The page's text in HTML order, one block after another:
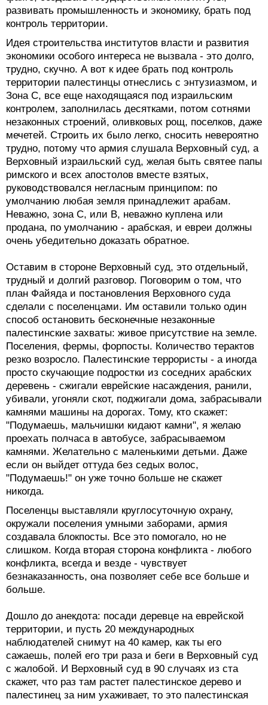
развивать промышленность и экономику, брать под
контроль территории.
Идея строительства институтов власти и развития
экономики особого интереса не вызвала - это долго,
трудно, скучно. А вот к идее брать под контроль
территории палестинцы отнеслись с энтузиазмом, и
Зона С, все еще находящаяся под израильским
контролем, заполнилась десятками, потом сотнями
незаконных строений, оливковых рощ, поселков, даже
мечетей. Строить их было легко, сносить невероятно
трудно, потому что армия слушала Верховный суд, а
Верховный израильский суд, желая быть святее папы
римского и всех апостолов вместе взятых,
руководствовался негласным принципом: по
умолчанию любая земля принадлежит арабам.
Неважно, зона С, или В, неважно куплена или
продана, по умолчанию - арабская, и евреи должны
очень убедительно доказать обратное.
Оставим в стороне Верховный суд, это отдельный,
трудный и долгий разговор. Поговорим о том, что
план Файяда и постановления Верховного суда
сделали с поселенцами. Им оставили только один
способ остановить бесконечные незаконные
палестинские захваты: живое присутствие на земле.
Поселения, фермы, форпосты. Количество терактов
резко возросло. Палестинские террористы - а иногда
просто скучающие подростки из соседних арабских
деревень - сжигали еврейские насаждения, ранили,
убивали, угоняли скот, поджигали дома, забрасывали
камнями машины на дорогах. Тому, кто скажет:
"Подумаешь, мальчишки кидают камни", я желаю
проехать полчаса в автобусе, забрасываемом
камнями. Желательно с маленькими детьми. Даже
если он выйдет оттуда без седых волос,
"Подумаешь!" он уже точно больше не скажет
никогда.
Поселенцы выставляли круглосуточную охрану,
окружали поселения умными заборами, армия
создавала блокпосты. Все это помогало, но не
слишком. Когда вторая сторона конфликта - любого
конфликта, всегда и везде - чувствует
безнаказанность, она позволяет себе все больше и
больше.
Дошло до анекдота: посади деревце на еврейской
территории, и пусть 20 международных
наблюдателей снимут на 40 камер, как ты его
сажаешь, полей его три раза и беги в Верховный суд
с жалобой. И Верховный суд в 90 случаях из ста
скажет, что раз там растет палестинское дерево и
палестинец за ним ухаживает, то это палестинская